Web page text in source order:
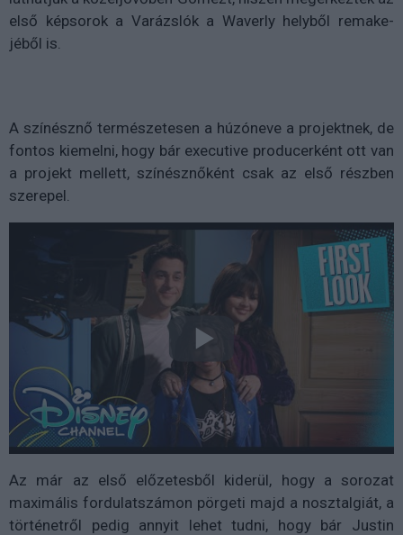
első képsorok a Varázslók a Waverly helyből remake-
jéből is.
A színésznő természetesen a húzóneve a projektnek, de
fontos kiemelni, hogy bár executive producerként ott van
a projekt mellett, színésznőként csak az első részben
szerepel.
Az már az első előzetesből kiderül, hogy a sorozat
maximális fordulatszámon pörgeti majd a nosztalgiát, a
történetről pedig annyit lehet tudni, hogy bár Justin